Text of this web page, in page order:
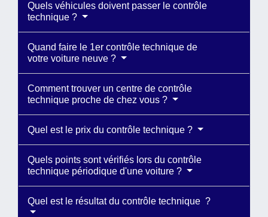
Quels véhicules doivent passer le contrôle
technique ?
Quand faire le 1er contrôle technique de
votre voiture neuve ?
Comment trouver un centre de contrôle
technique proche de chez vous ?
Quel est le prix du contrôle technique ?
Quels points sont vérifiés lors du contrôle
technique périodique d'une voiture ?
Quel est le résultat du contrôle technique ?